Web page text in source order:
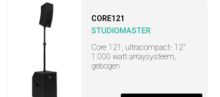
CORE121
STUDIOMASTER
Core 121, ultracompact- 12"
1.000 watt arraysysteem,
gebogen